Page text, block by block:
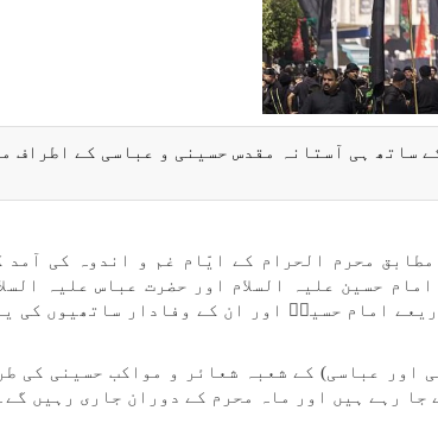
ساتھ ہی آستانہ مقدس حسینی و عباسی کے اطراف
محرم الحرام کے ایّام غم و اندوہ کی آمد
حسین علیہ السلام اور حضرت عباس علیہ
امام حسینؑ اور ان کے وفادار ساتھیوں کی
اور عباسی) کے شعبہ شعائر و مواکب حسینی کی
جا رہے ہیں اور ماہ محرم کے دوران جاری رہیں گے۔